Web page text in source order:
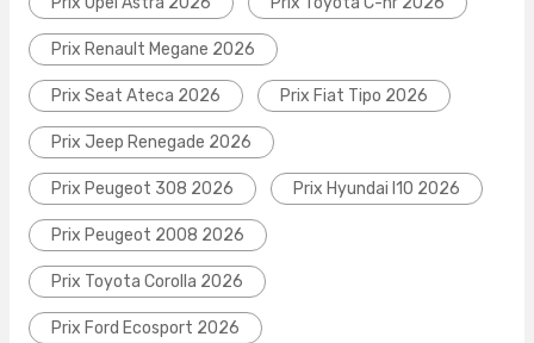
Prix Renault Megane 2026
Prix Seat Ateca 2026 Prix Fiat Tipo 2026
Prix Jeep Renegade 2026
Prix Peugeot 308 2026 Prix Hyundai I10 2026
Prix Peugeot 2008 2026
Prix Toyota Corolla 2026
Prix Ford Ecosport 2026